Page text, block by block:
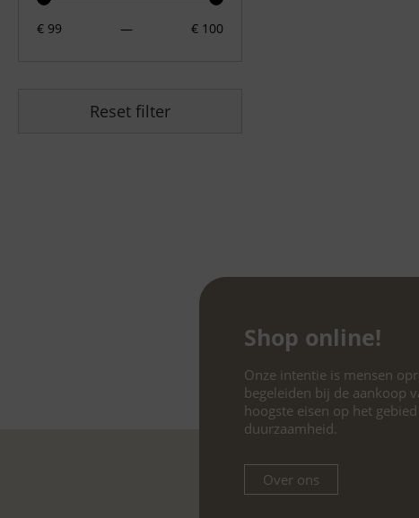
€ 99 — € 100
Reset filter
Shop online!
Onze intentie is mensen
begeleiden bij de aankoop
hoogste eisen op het
duurzaamheid.
Over ons